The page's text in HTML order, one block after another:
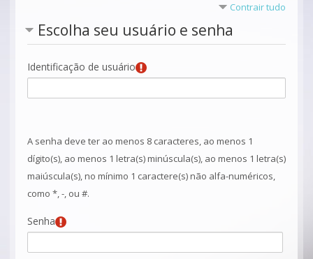
Contrair tudo
Escolha seu usuário e senha
Identificação de usuário
A senha deve ter ao menos 8 caracteres, ao menos 1
dígito(s), ao menos 1 letra(s) minúscula(s), ao menos 1 letra(s)
maiúscula(s), no mínimo 1 caractere(s) não alfa-numéricos,
como *, -, ou #.
Senha